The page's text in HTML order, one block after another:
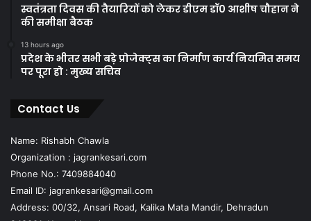
स्वतंत्रता दिवस की तैयारियों को लेकर डीएम डॉ0 आशीष चौहान ने
की समीक्षा बैठक
13 hours ago
प्रदेश के भीतर सभी बड़े प्रोजेक्ट्स का निर्माण कार्य नियमित समय
पर पूरा हो : मुख्य सचिव
Contact Us
Name: Rishabh Chawla
Organization : jagrankesari.com
Phone No.: 7409884040
Email ID: jagrankesari@gmail.com
Address: 00/32, Ansari Road, Kalika Mata Mandir, Dehradun